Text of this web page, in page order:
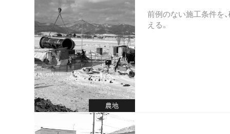
農地
前例のない施工条件を
える。